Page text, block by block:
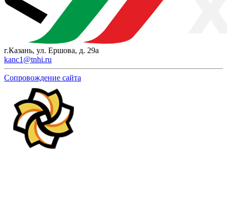
г.Казань, ул. Ершова, д. 29а
kanc1@tnhi.ru
Сопровождение сайта